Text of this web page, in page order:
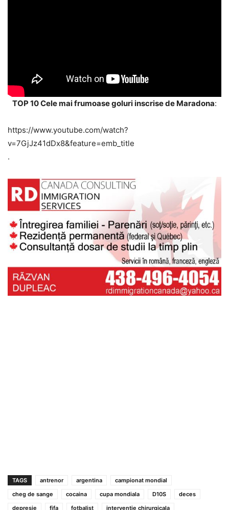
TOP 10 Cele mai frumoase goluri inscrise de Maradona:
https://www.youtube.com/watch?
v=7GjJz41dDx8&feature=emb_title
.
TAGS antrenor argentina
campionat mondial
cheg de sange
cocaina cupa mondiala D10S
deces
depresie
fifa fotbalist
interventie chirurgicala